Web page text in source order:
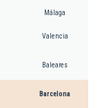
Málaga
Valencia
Baleares
Barcelona